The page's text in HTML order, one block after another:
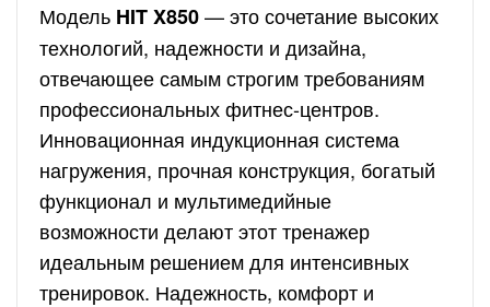
Модель HIT X850— это сочетание высоких
технологий, надежности и дизайна,
отвечающее самым строгим требованиям
профессиональных фитнес-центров.
Инновационная индукционная система
нагружения, прочная конструкция, богатый
функционал и мультимедийные
возможности делают этот тренажер
идеальным решением для интенсивных
тренировок. Надежность, комфорт и